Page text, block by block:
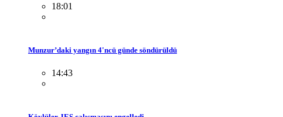
18:01
Munzur’daki yangın 4'ncü günde söndürüldü
14:43